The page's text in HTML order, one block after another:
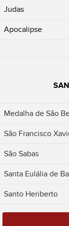
Judas
Apocalipse
Medalha de São
São Francisco
São Sabas
Santa Eulália de
Santo Heriberto